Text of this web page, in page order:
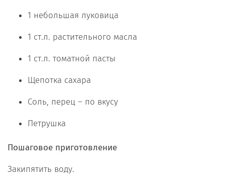
1 небольшая луковица
1 ст.л. растительного масла
1 ст.л. томатной пасты
Щепотка сахара
Соль, перец – по вкусу
Петрушка
Пошаговое приготовление
Закипятить воду.